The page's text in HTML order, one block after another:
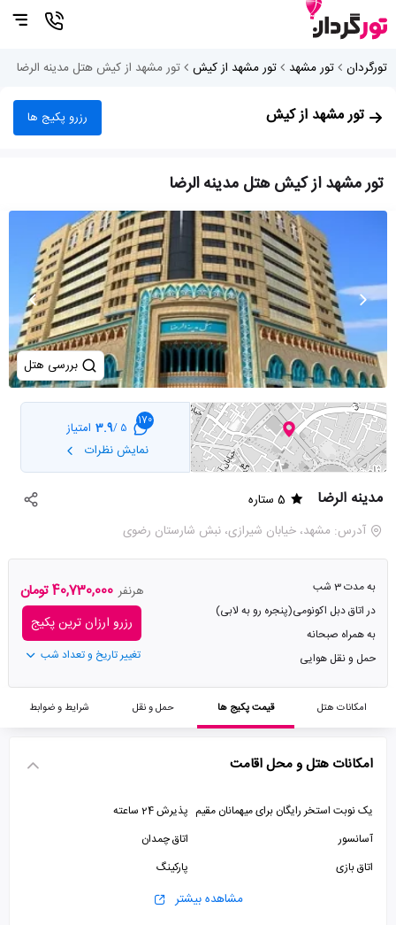
تورگردان تور مشهد تور مشهد از کیش تور مشهد از کیش هتل مدینه الرضا
تور مشهد از کیش رزرو پکیج ها
تور مشهد از کیش هتل مدینه الرضا
بررسی هتل
170
5 /
3.9 امتیاز
نمایش نظرات
مدینه الرضا
5 ستاره
آدرس: مشهد، خیابان شیرازی، نبش شارستان رضوی
به مدت 3 شب
در اتاق دبل اکونومی(پنجره رو به لابی)
به همراه صبحانه
حمل و نقل هوایی
هرنفر 40,730,000 تومان
رزرو ارزان ترین پکیج
تغییر تاریخ و تعداد شب
امکانات هتل قیمت پکیج ها حمل و نقل شرایط و ضوابط
امکانات هتل و محل اقامت
یک نوبت استخر رایگان برای میهمانان مقیم پذیرش 24 ساعته
آسانسور
اتاق چمدان
اتاق بازی
پارکینگ
سالن بدنسازیمشاهده بیشتر